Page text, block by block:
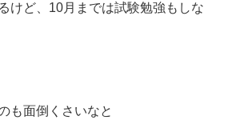
けど、10月までは試験勉強もしな
も面倒くさいなと